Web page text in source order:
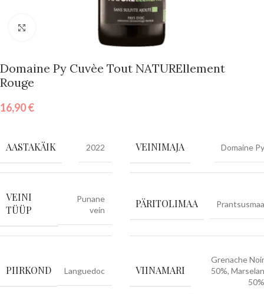
Vajuta suurendamiseks
Domaine Py Cuvèe Tout NATUREllement
Rouge
16,90€
AASTAKÄIK 2022 VEINIMAJA Domaine Py
VEINI
TÜÜP
Punane
vein
PÄRITOLIMAA Prantsusmaa
PIIRKOND Languedoc VIINAMARI
Grenache Noir
50%, Marselan
50%